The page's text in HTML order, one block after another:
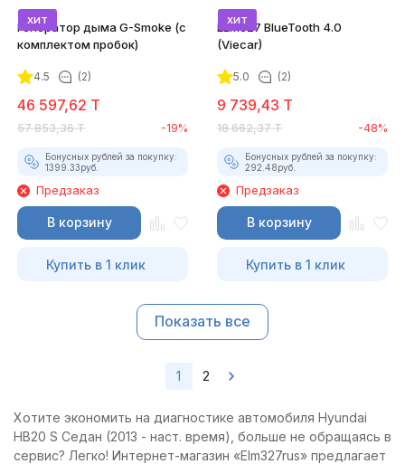
хит
Генератор дыма G-Smoke (c
комплектом пробок)
4.5 (2)
46 597,62 T
57 853,36 T -19%
Бонусных рублей за покупку:
1399.33руб.
Предзаказ
В корзину
Купить в 1 клик
хит
ELM327 BlueTooth 4.0
(Viecar)
5.0 (2)
9 739,43 T
18 662,37 T -48%
Бонусных рублей за покупку:
292.48руб.
Предзаказ
В корзину
Купить в 1 клик
Показать все
1 2
Хотите экономить на диагностике автомобиля Hyundai
HB20 S Седан (2013 - наст. время), больше не обращаясь в
сервис? Легко! Интернет-магазин «Elm327rus» предлагает